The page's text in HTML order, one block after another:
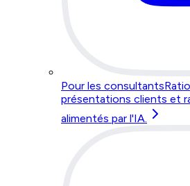
Pour les consultants
présentations clients et
alimentés par l'IA.